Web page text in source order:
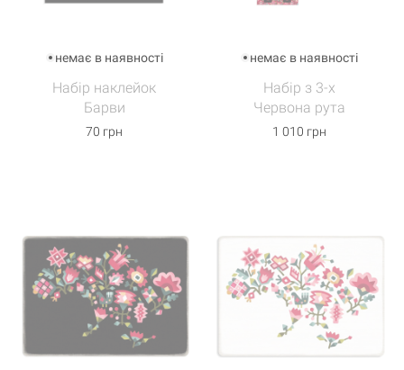
немає в наявності
Набір наклейок
Барви
70 грн
немає в наявності
Набір з 3-х
Червона рута
1 010 грн